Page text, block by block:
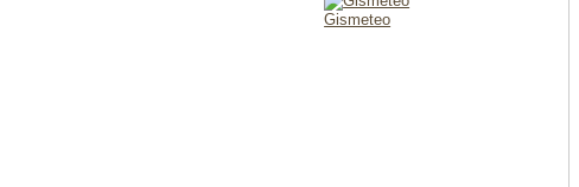
Gismeteo